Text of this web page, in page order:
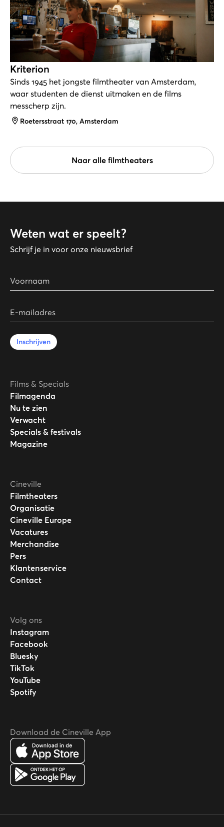
Kriterion
Sinds 1945 het jongste filmtheater van Amsterdam,
waar studenten de dienst uitmaken en de films
messcherp zijn.
Adres
Roetersstraat 170, Amsterdam
Naar alle filmtheaters
Weten wat er speelt?
Schrijf je in voor onze nieuwsbrief
Voornaam
E-mailadres
Inschrijven
Films & Specials
Filmagenda
Nu te zien
Verwacht
Specials & festivals
Magazine
Cineville
Filmtheaters
Organisatie
Cineville Europe
Vacatures
Merchandise
Pers
Klantenservice
Contact
Volg ons
Instagram
Facebook
Bluesky
TikTok
YouTube
Spotify
Download de Cineville App